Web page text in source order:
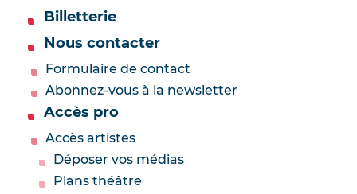
Billetterie
Nous contacter
Formulaire de contact
Abonnez-vous à la newsletter
Accès pro
Accès artistes
Déposer vos médias
Plans théâtre